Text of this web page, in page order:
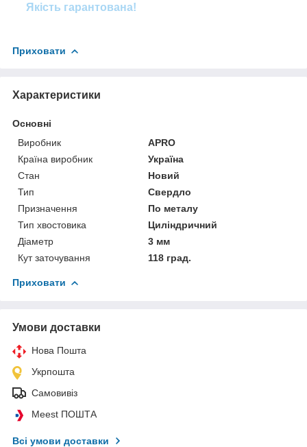
Якість гарантована!
Приховати
Характеристики
Основні
Виробник
APRO
Країна виробник
Україна
Стан
Новий
Тип
Свердло
Призначення
По металу
Тип хвостовика
Циліндричний
Діаметр
3 мм
Кут заточування
118 град.
Приховати
Умови доставки
Нова Пошта
Укрпошта
Самовивіз
Meest ПОШТА
Всі умови доставки